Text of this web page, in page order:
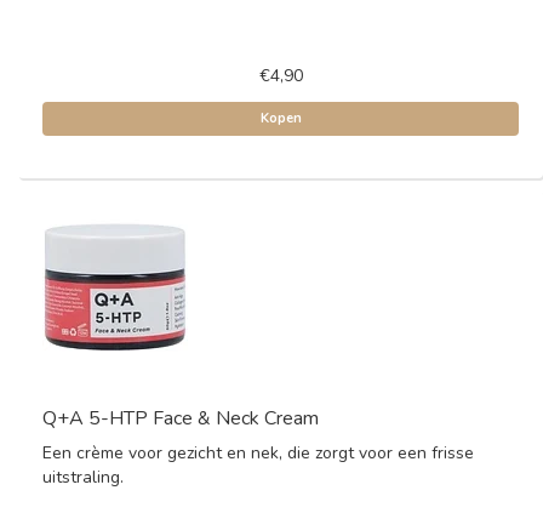
€4,90
Kopen
Q+A 5-HTP Face & Neck Cream
Een crème voor gezicht en nek, die zorgt voor een frisse
uitstraling.